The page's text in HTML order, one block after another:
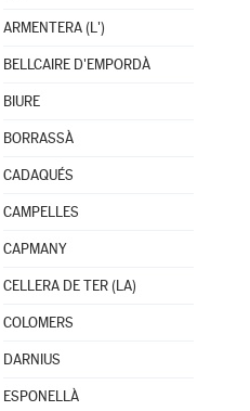
ARMENTERA (L')
BELLCAIRE D'EMPORDÀ
BIURE
BORRASSÀ
CADAQUÉS
CAMPELLES
CAPMANY
CELLERA DE TER (LA)
COLOMERS
DARNIUS
ESPONELLÀ